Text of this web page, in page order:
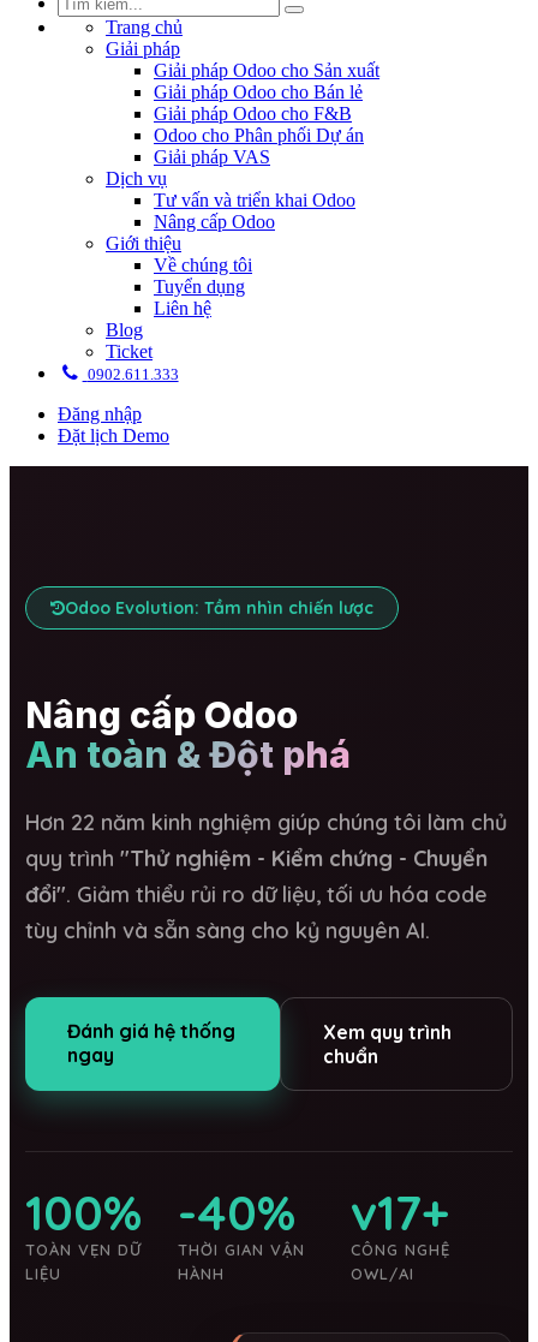
Trang chủ
Giải pháp
Giải pháp Odoo cho Sản xuất
Giải pháp Odoo cho Bán lẻ
Giải pháp Odoo cho F&B
Odoo cho Phân phối Dự án
Giải pháp VAS
Dịch vụ
Tư vấn và triển khai Odoo
Nâng cấp Odoo
Giới thiệu
Về chúng tôi
Tuyển dụng
Liên hệ
Blog
Ticket
0902.611.333
Đăng nhập
Đặt lịch Demo
Odoo Evolution: Tầm nhìn chiến lược
Nâng cấp Odoo
An toàn & Đột phá
Hơn 22 năm kinh nghiệm giúp chúng tôi làm chủ
quy trình "Thử nghiệm - Kiểm chứng - Chuyển
đổi". Giảm thiểu rủi ro dữ liệu, tối ưu hóa code
tùy chỉnh và sẵn sàng cho kỷ nguyên AI.
Đánh giá hệ thống
ngay
Xem quy trình
chuẩn
100%
TOÀN VẸN DỮ
LIỆU
-40%
THỜI GIAN VẬN
HÀNH
v17+
CÔNG NGHỆ
OWL/AI